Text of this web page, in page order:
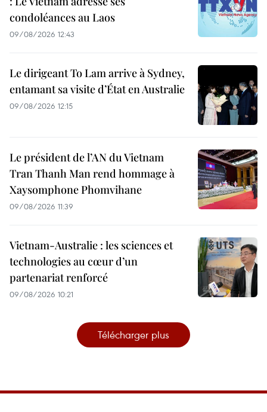
condoléances au Laos
09/08/2026 12:43
Le dirigeant To Lam arrive à Sydney,
entamant sa visite d’État en Australie
09/08/2026 12:15
Le président de l’AN du Vietnam
Tran Thanh Man rend hommage à
Xaysomphone Phomvihane
09/08/2026 11:39
Vietnam-Australie : les sciences et
technologies au cœur d’un
partenariat renforcé
09/08/2026 10:21
Télécharger plus